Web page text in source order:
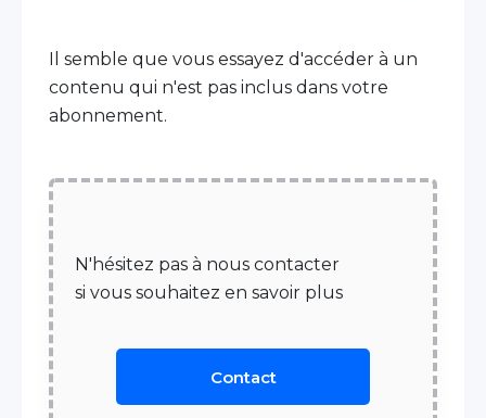
Il semble que vous essayez d'accéder à un
contenu qui n'est pas inclus dans votre
abonnement.
N'hésitez pas à nous contacter
si vous souhaitez en savoir plus
Contact